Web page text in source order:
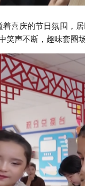
着喜庆的节日氛围，
笑声不断，趣味套圈